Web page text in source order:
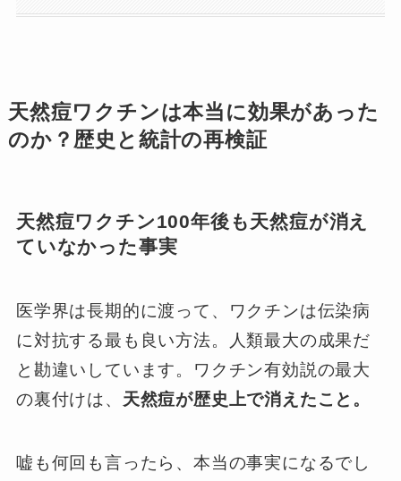
天然痘ワクチンは本当に効果があった
のか？歴史と統計の再検証
天然痘ワクチン100年後も天然痘が消え
ていなかった事実
医学界は長期的に渡って、ワクチンは伝染病
に対抗する最も良い方法。人類最大の成果だ
と勘違いしています。ワクチン有効説の最大
の裏付けは、 天然痘が歴史上で消えたこと。
嘘も何回も言ったら、本当の事実になるでし